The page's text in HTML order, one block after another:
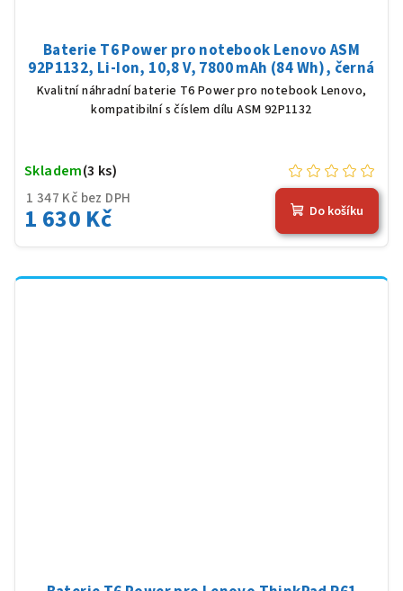
Baterie T6 Power pro notebook Lenovo ASM
92P1132, Li-Ion, 10,8 V, 7800 mAh (84 Wh), černá
Kvalitní náhradní baterie T6 Power pro notebook Lenovo,
kompatibilní s číslem dílu ASM 92P1132
1 347 Kč bez DPH
1 630 Kč
Skladem(3 ks)
Do košíku